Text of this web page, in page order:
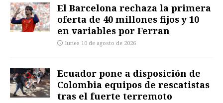
El Barcelona rechaza la primera
oferta de 40 millones fijos y 10
en variables por Ferran
lunes 10 de agosto de 2026
Ecuador pone a disposición de
Colombia equipos de rescatistas
tras el fuerte terremoto